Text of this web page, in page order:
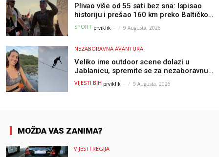
Plivao više od 55 sati bez sna: Ispisao
historiju i prešao 160 km preko Baltičkog
mora – a podvig posvetio djeci oboljeloj
od raka
SPORT prviklik - 9 Augusta, 2026
NEZABORAVNA AVANTURA
Veliko ime outdoor scene dolazi u
Jablanicu, spremite se za nezaboravnu
avanturu (VIDEO) !
VIJESTI BIH prviklik - 9 Augusta, 2026
MOŽDA VAS ZANIMA?
VIJESTI REGIJA